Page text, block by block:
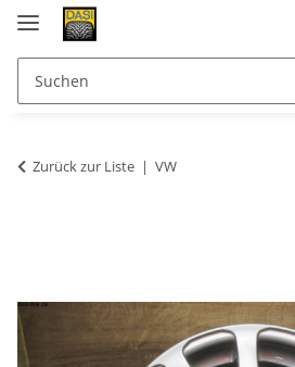
Zurück zur Liste VW